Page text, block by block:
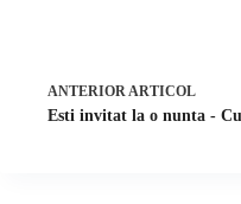
ANTERIOR ARTICOL
Esti invitat la o nunta -